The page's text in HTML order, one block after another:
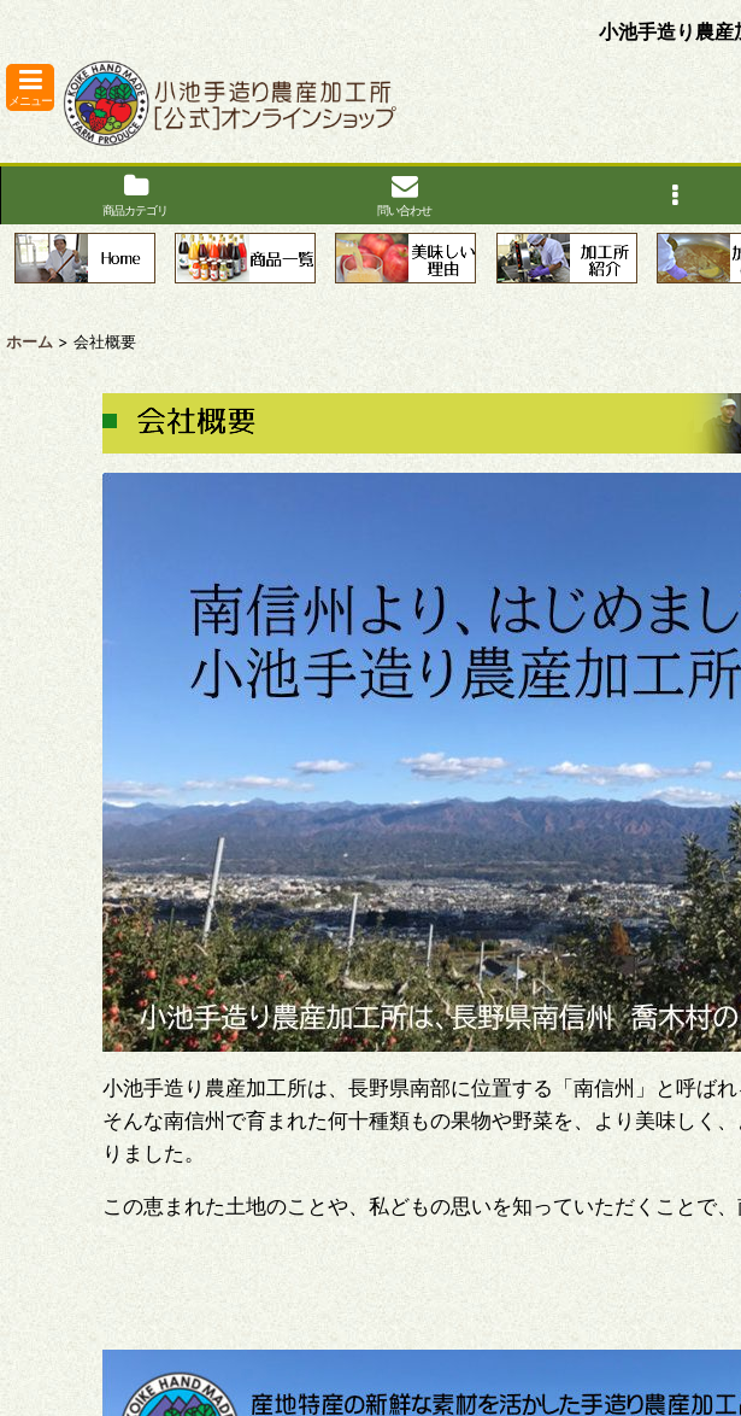
小池手造り農
メニュー
商品カテゴリ 問い合わせ
ホーム > 会社概要
小池手造り農産加工所は、長野県南部に位置する「南信州」と呼ば
そんな南信州で育まれた何十種類もの果物や野菜を、より美味しく
りました。
この恵まれた土地のことや、私どもの思いを知っていただくことで